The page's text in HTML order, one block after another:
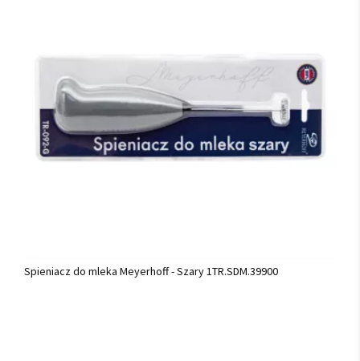
Spieniacz do mleka Meyerhoff - Szary 1TR.SDM.39900